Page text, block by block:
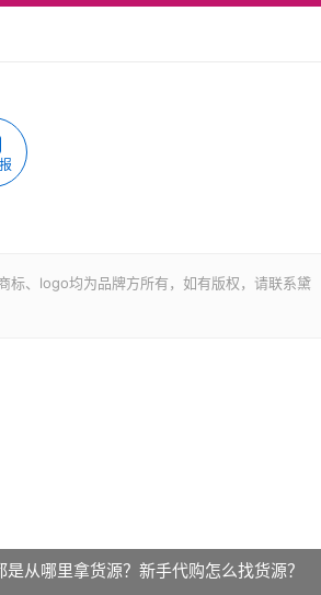
标、logo均为品牌方所有，如有版权，请联系黛
是从哪里拿货源？新手代购怎么找货源？